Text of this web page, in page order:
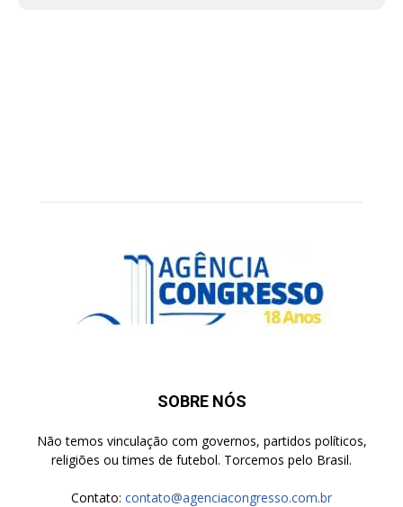
SOBRE NÓS
Não temos vinculação com governos, partidos políticos,
religiões ou times de futebol. Torcemos pelo Brasil.
Contato: contato@agenciacongresso.com.br